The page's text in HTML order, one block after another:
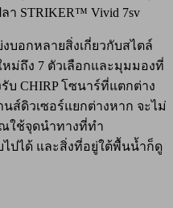
STRIKER™ Vivid 7sv
อกหลายสิ่งเกี่ยวกับสไตล์
ม่ถึง 7 ตัวเลือกและมุมมองที่
CHIRP โซนาร์ที่แตกต่าง
ส์ดิวเซอร์แยกต่างหาก จะไม่
ใช้จุดนำทางที่ทำ
ปได้ และสิ่งที่อยู่ใต้พื้นน้ำก็ดู